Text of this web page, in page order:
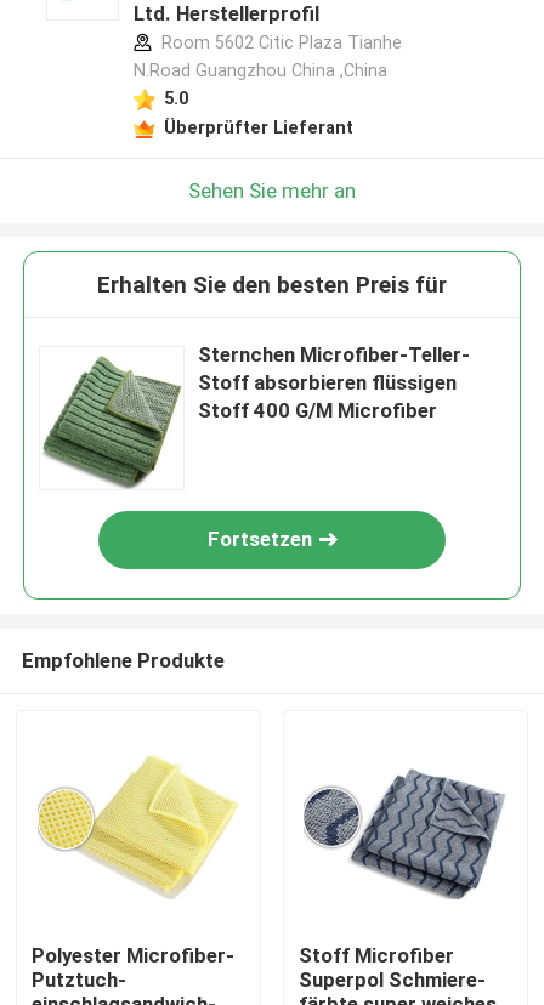
Ltd. Herstellerprofil
Room 5602 Citic Plaza Tianhe
N.Road Guangzhou China ,China
5.0
Überprüfter Lieferant
Sehen Sie mehr an
Erhalten Sie den besten Preis für
Sternchen Microfiber-Teller-
Stoff absorbieren flüssigen
Stoff 400 G/M Microfiber
Fortsetzen
Empfohlene Produkte
Polyester Microfiber-
Putztuch-
Stoff Microfiber
Superpol Schmiere-